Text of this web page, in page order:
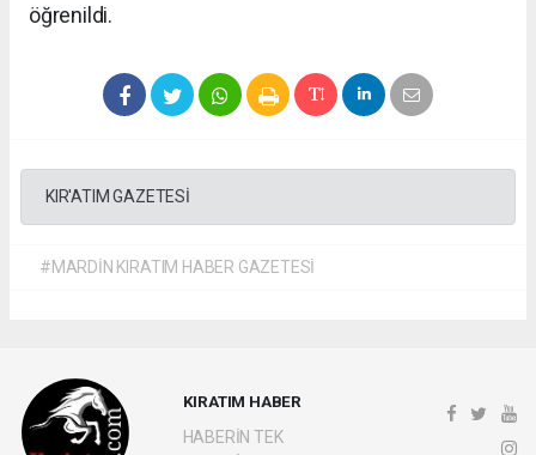
öğrenildi.
KIR'ATIM GAZETESİ
#MARDİN KIRATIM HABER GAZETESİ
KIRATIM HABER
HABERİN TEK